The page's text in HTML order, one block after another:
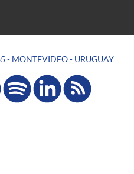
- MONTEVIDEO - URUGUAY